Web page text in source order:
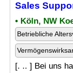
Sales
• Köln, NW
Betriebliche
[. .. ] Bei uns